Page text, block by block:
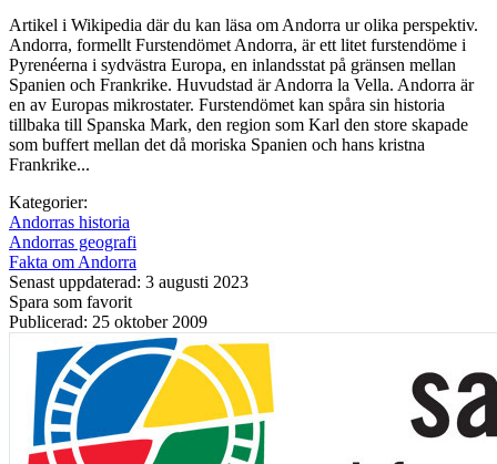
Artikel i Wikipedia där du kan läsa om Andorra ur olika perspektiv.
Andorra, formellt Furstendömet Andorra, är ett litet furstendöme i
Pyrenéerna i sydvästra Europa, en inlandsstat på gränsen mellan
Spanien och Frankrike. Huvudstad är Andorra la Vella. Andorra är
en av Europas mikrostater. Furstendömet kan spåra sin historia
tillbaka till Spanska Mark, den region som Karl den store skapade
som buffert mellan det då moriska Spanien och hans kristna
Frankrike...
Kategorier:
Andorras historia
Andorras geografi
Fakta om Andorra
Senast uppdaterad: 3 augusti 2023
Spara som favorit
Publicerad: 25 oktober 2009